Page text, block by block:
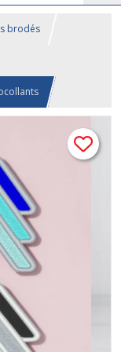
brodés